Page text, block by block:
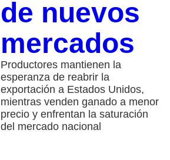
de nuevos
mercados
Productores mantienen la
esperanza de reabrir la
exportación a Estados Unidos,
mientras venden ganado a menor
precio y enfrentan la saturación
del mercado nacional